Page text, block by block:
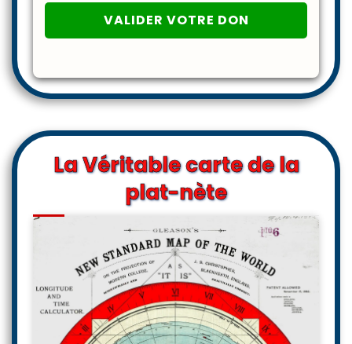
La Véritable carte de la
plat-nète